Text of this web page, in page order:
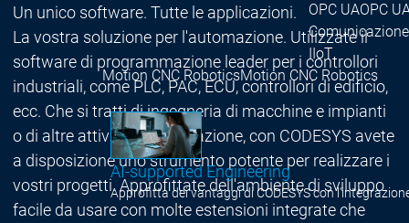
OPC UAOPC
Comunicazione
IIoT
Motion CNC RoboticsMotion CNC Robotics
AI-supported Engineering
Approfitta dei vantaggi di CODESYS con
Un unico software. Tutte le applicazioni.
La vostra soluzione per l'automazione. Utilizzate il
software di programmazione leader per i controllori
industriali, come PLC, PAC, ECU, controllori di edificio,
ecc. Che si tratti di ingegneria di macchine e impianti
o di altre attività di automazione, con CODESYS avete
a disposizione uno strumento potente per realizzare i
vostri progetti. Approfittate dell'ambiente di sviluppo
facile da usare con molte estensioni integrate che